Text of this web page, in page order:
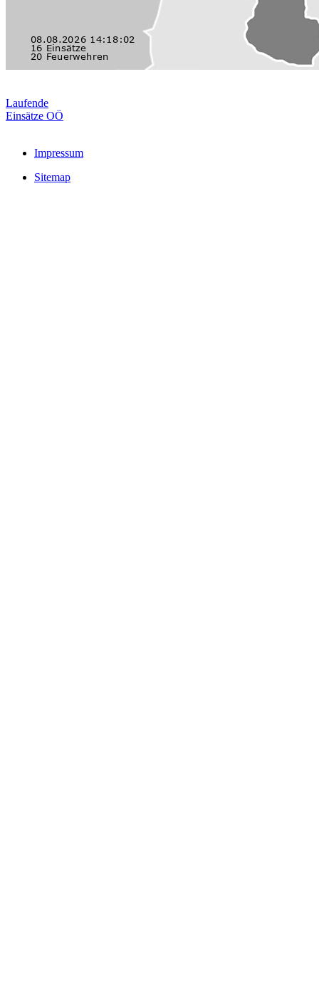
Laufende
Einsätze OÖ
Impressum
Sitemap